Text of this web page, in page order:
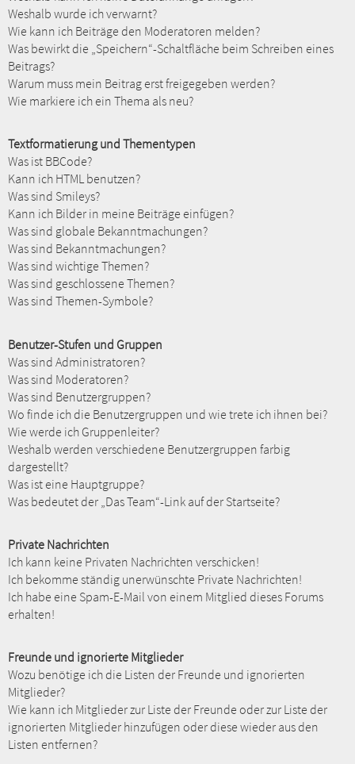
Weshalb wurde ich verwarnt?
Wie kann ich Beiträge den Moderatoren melden?
Was bewirkt die „Speichern“-Schaltfläche beim Schreiben eines
Beitrags?
Warum muss mein Beitrag erst freigegeben werden?
Wie markiere ich ein Thema als neu?
Textformatierung und Thementypen
Was ist BBCode?
Kann ich HTML benutzen?
Was sind Smileys?
Kann ich Bilder in meine Beiträge einfügen?
Was sind globale Bekanntmachungen?
Was sind Bekanntmachungen?
Was sind wichtige Themen?
Was sind geschlossene Themen?
Was sind Themen-Symbole?
Benutzer-Stufen und Gruppen
Was sind Administratoren?
Was sind Moderatoren?
Was sind Benutzergruppen?
Wo finde ich die Benutzergruppen und wie trete ich ihnen bei?
Wie werde ich Gruppenleiter?
Weshalb werden verschiedene Benutzergruppen farbig
dargestellt?
Was ist eine Hauptgruppe?
Was bedeutet der „Das Team“-Link auf der Startseite?
Private Nachrichten
Ich kann keine Privaten Nachrichten verschicken!
Ich bekomme ständig unerwünschte Private Nachrichten!
Ich habe eine Spam-E-Mail von einem Mitglied dieses Forums
erhalten!
Freunde und ignorierte Mitglieder
Wozu benötige ich die Listen der Freunde und ignorierten
Mitglieder?
Wie kann ich Mitglieder zur Liste der Freunde oder zur Liste der
ignorierten Mitglieder hinzufügen oder diese wieder aus den
Listen entfernen?